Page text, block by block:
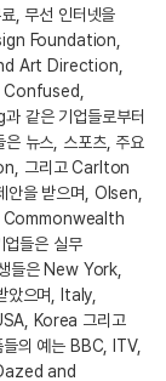
, 무선 인터넷을
Foundation,
Art Direction,
같은 기업들로부터
은 뉴스, 스포츠, 주요
그리고 Carlton
안을 받으며, Olsen,
들은 실무
들은 New York,
으며, Italy,
Korea 그리고
의 예는 BBC, ITV,
and